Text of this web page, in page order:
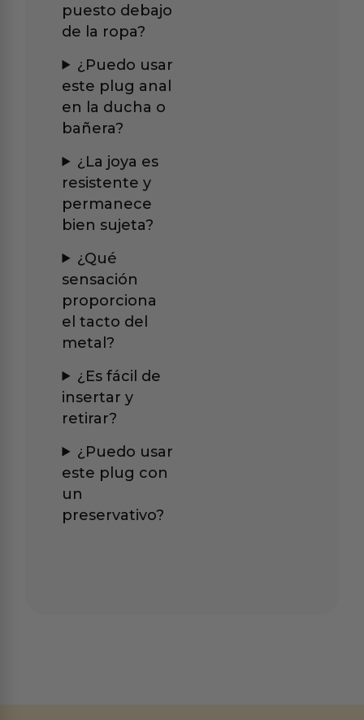
puesto debajo
de la ropa?
¿Puedo usar
este plug anal
en la ducha o
bañera?
¿La joya es
resistente y
permanece
bien sujeta?
¿Qué
sensación
proporciona
el tacto del
metal?
¿Es fácil de
insertar y
retirar?
¿Puedo usar
este plug con
un
preservativo?